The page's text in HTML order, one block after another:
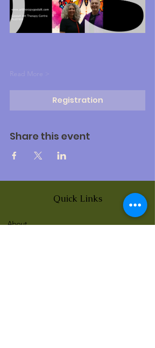
Read More >
Registration
Share this event
Quick Links
About